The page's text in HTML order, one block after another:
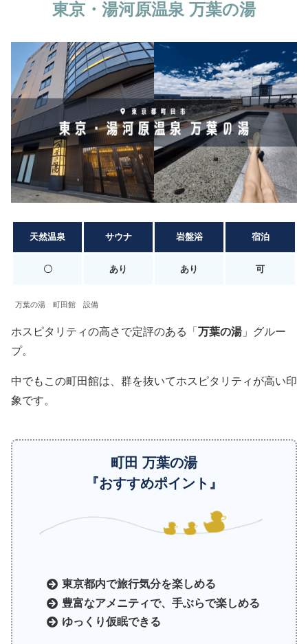
東京・湯河原温泉 万葉の湯
天然温泉 サウナ 岩盤浴 宿泊
〇 あり あり 可
万葉の湯 町田館 設備
ホスピタリティの高さで定評のある「 万葉の湯」グルー
プ。
中でもこの町田館は、群を抜いてホスピタリティが高い印
象です。
町田 万葉の湯
『おすすめポイント』
東京都内で旅行気分を楽しめる
豊富なアメニティで、手ぶらで楽しめる
ゆっくり仮眠できる